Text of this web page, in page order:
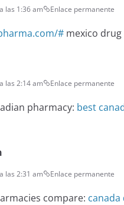
las 1:36 am Enlace permanente
# mexico
las 2:14 am Enlace permanente
pharmacy: best
las 2:31 am Enlace permanente
compare: canada